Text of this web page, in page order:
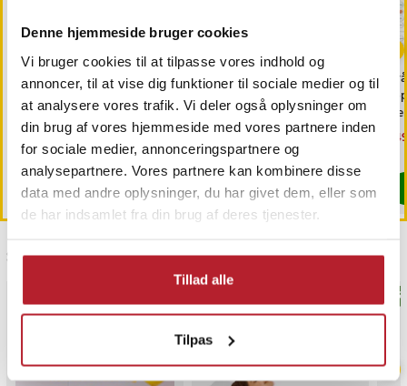
Denne hjemmeside bruger cookies
Vi bruger cookies til at tilpasse vores indhold og
annoncer, til at vise dig funktioner til sociale medier og til
at analysere vores trafik. Vi deler også oplysninger om
din brug af vores hjemmeside med vores partnere inden
for sociale medier, annonceringspartnere og
analysepartnere. Vores partnere kan kombinere disse
data med andre oplysninger, du har givet dem, eller som
de har indsamlet fra din brug af deres tjenester.
Tillad alle
Tilpas
Trimmerhoved til
næsehår til Philips
OneBlade /
næsehårstrimmer /
næsetrimmerhoved
Pris: 69 kr.
69 kr.
Findes på lager, Leveres i løbet af 1-2 hverdage
Køb
Rullende knivsliber /
magnetisk slibestøtte /
diamantbryne 400/1000 /
faste slibevinkler
Pris:179 kr.
179 kr.
Kommer 2026-08-14
Køb
Sidst besøgt